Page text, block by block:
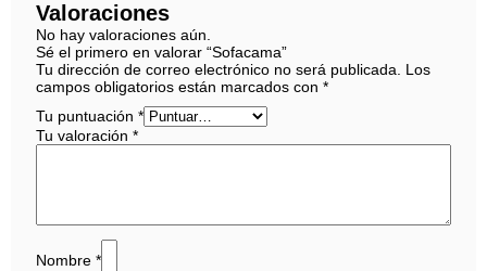
Valoraciones
No hay valoraciones aún.
Sé el primero en valorar “Sofacama”
Tu dirección de correo electrónico no será publicada.
Los
campos obligatorios están marcados con *
Tu puntuación *
Tu valoración *
Nombre *